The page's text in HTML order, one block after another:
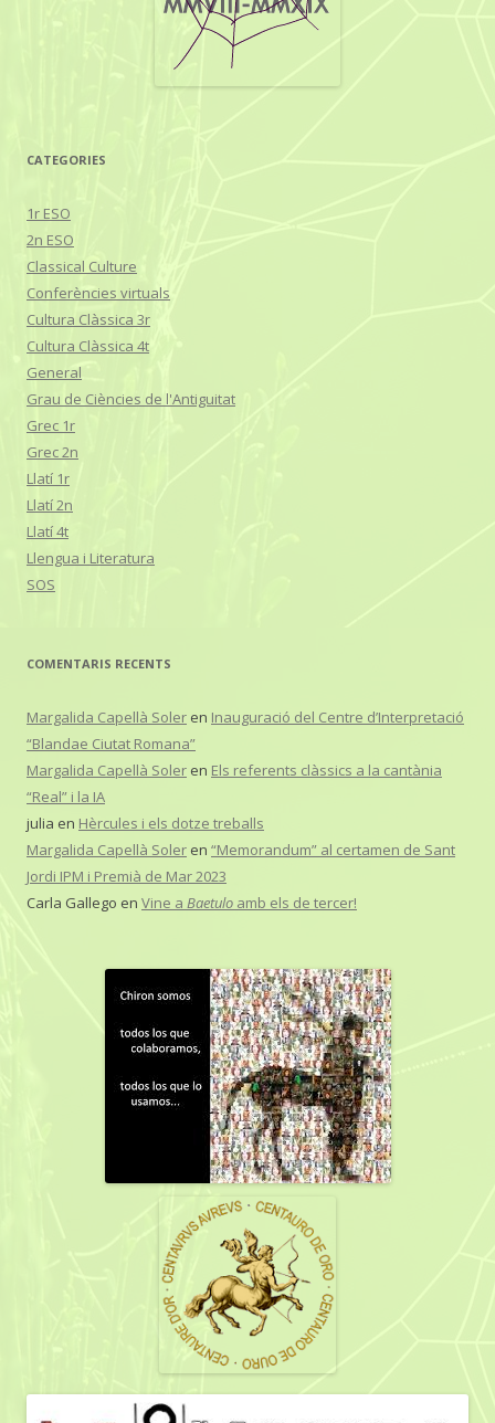
CATEGORIES
1r ESO
2n ESO
Classical Culture
Conferències virtuals
Cultura Clàssica 3r
Cultura Clàssica 4t
General
Grau de Ciències de l'Antiguitat
Grec 1r
Grec 2n
Llatí 1r
Llatí 2n
Llatí 4t
Llengua i Literatura
SOS
COMENTARIS RECENTS
Margalida Capellà Soler en Inauguració del Centre d’Interpretació
“Blandae Ciutat Romana”
Margalida Capellà Soler en Els referents clàssics a la cantània
“Real” i la IA
julia en Hèrcules i els dotze treballs
Margalida Capellà Soler en “Memorandum” al certamen de Sant
Jordi IPM i Premià de Mar 2023
Carla Gallego en Vine a Baetulo amb els de tercer!